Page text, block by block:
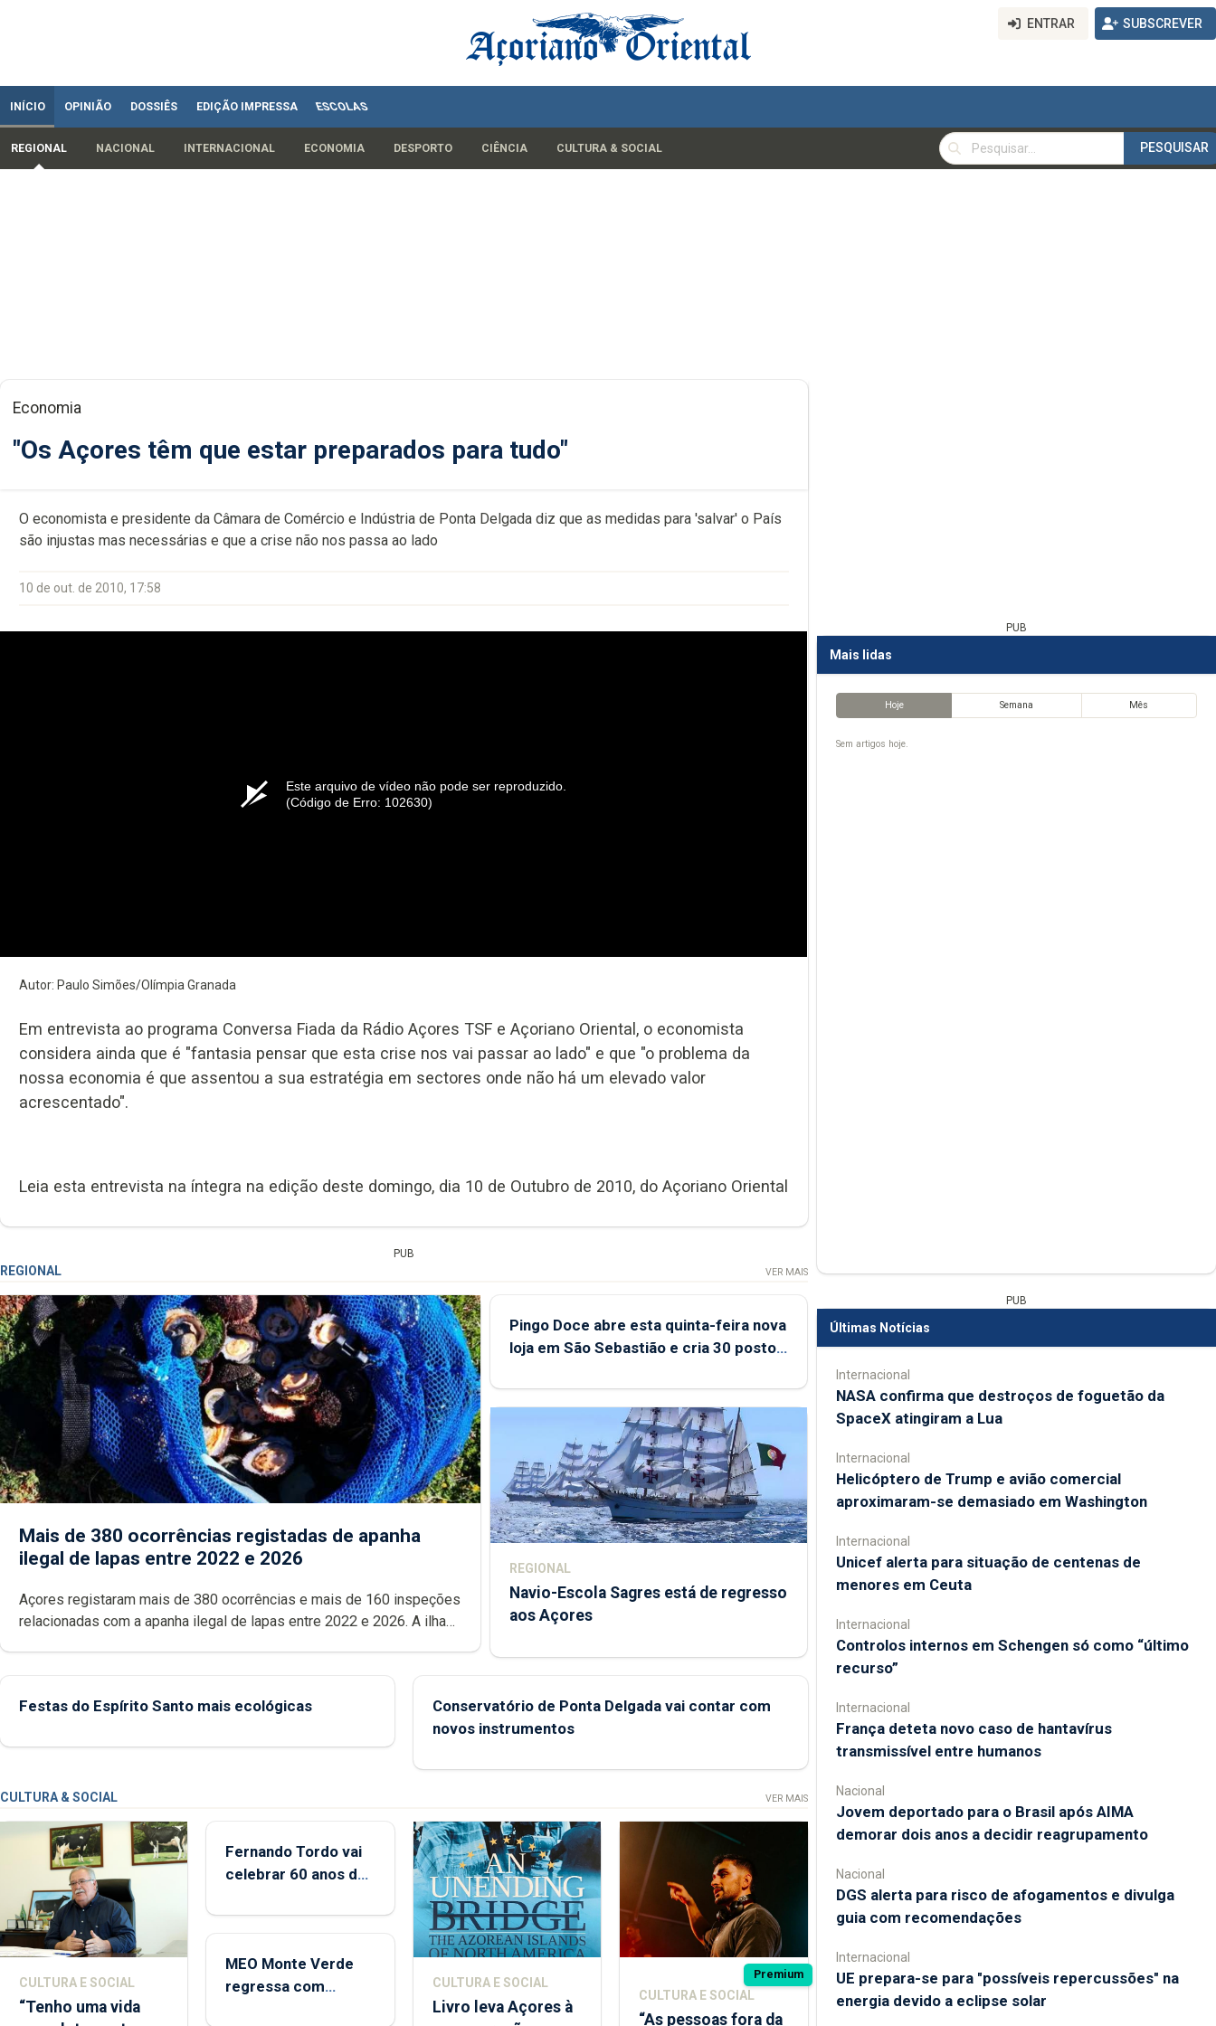
ENTRAR SUBSCREVER
INÍCIO OPINIÃO DOSSIÊS EDIÇÃO IMPRESSA ESCOLAS
REGIONAL NACIONAL INTERNACIONAL ECONOMIA DESPORTO CIÊNCIA CULTURA & SOCIAL
PESQUISAR
PESQUISAR
Economia
"Os Açores têm que estar preparados para tudo"
O economista e presidente da Câmara de Comércio e Indústria de Ponta Delgada diz que as medidas para 'salvar' o País
são injustas mas necessárias e que a crise não nos passa ao lado
10 de out. de 2010, 17:58
Este arquivo de vídeo não pode ser reproduzido.
(Código de Erro: 102630)
Autor: Paulo Simões/Olímpia Granada
Em entrevista ao programa Conversa Fiada da Rádio Açores TSF e Açoriano Oriental, o economista
considera ainda que é "fantasia pensar que esta crise nos vai passar ao lado" e que "o problema da
nossa economia é que assentou a sua estratégia em sectores onde não há um elevado valor
acrescentado".
Leia esta entrevista na íntegra na edição deste domingo, dia 10 de Outubro de 2010, do Açoriano Oriental
PUB
REGIONAL VER MAIS
Mais de 380 ocorrências registadas de apanha
ilegal de lapas entre 2022 e 2026
Açores registaram mais de 380 ocorrências e mais de 160 inspeções
relacionadas com a apanha ilegal de lapas entre 2022 e 2026. A ilha
Pingo Doce abre esta quinta-feira nova
loja em São Sebastião e cria 30 postos
REGIONAL
Navio-Escola Sagres está de regresso
aos Açores
Festas do Espírito Santo mais ecológicas
Conservatório de Ponta Delgada vai contar com
novos instrumentos
CULTURA & SOCIAL VER MAIS
CULTURA E SOCIAL
“Tenho uma vida
Fernando Tordo vai
celebrar 60 anos de
Micaelense
MEO Monte Verde
regressa com
CULTURA E SOCIAL
Livro leva Açores à
Premium
CULTURA E SOCIAL
“As pessoas fora da
PUB
Mais lidas
Hoje Semana Mês
Sem artigos hoje.
PUB
Últimas Notícias
Internacional
NASA confirma que destroços de foguetão da
SpaceX atingiram a Lua
Internacional
Helicóptero de Trump e avião comercial
aproximaram-se demasiado em Washington
Internacional
Unicef alerta para situação de centenas de
menores em Ceuta
Internacional
Controlos internos em Schengen só como “último
recurso”
Internacional
França deteta novo caso de hantavírus
transmissível entre humanos
Nacional
Jovem deportado para o Brasil após AIMA
demorar dois anos a decidir reagrupamento
Nacional
DGS alerta para risco de afogamentos e divulga
guia com recomendações
Internacional
UE prepara-se para "possíveis repercussões" na
energia devido a eclipse solar